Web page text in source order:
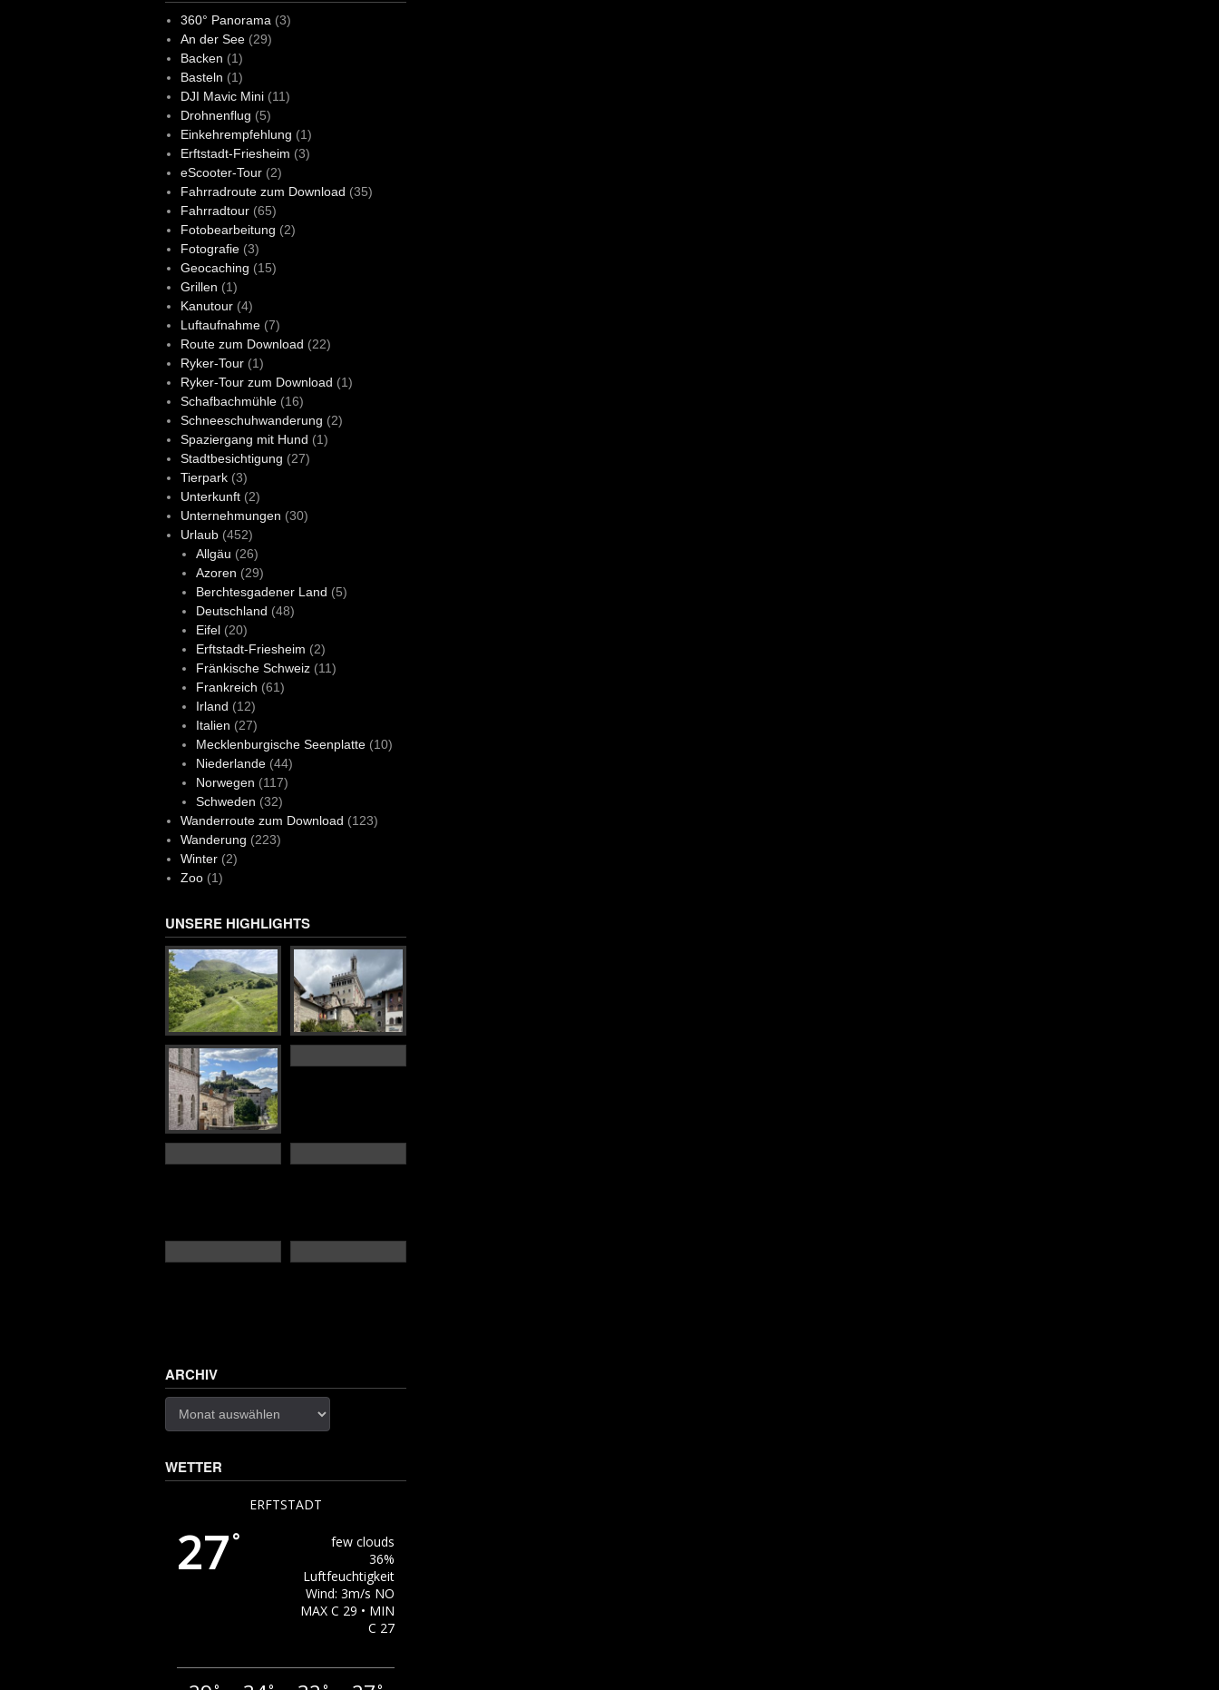
360° Panorama(3)
An der See(29)
Backen (1)
Basteln (1)
DJI Mavic Mini(11)
Drohnenflug (5)
Einkehrempfehlung (1)
Erftstadt-Friesheim (3)
eScooter-Tour(2)
Fahrradroute zum Download (35)
Fahrradtour(65)
Fotobearbeitung (2)
Fotografie(3)
Geocaching (15)
Grillen (1)
Kanutour(4)
Luftaufnahme(7)
Route zum Download (22)
Ryker-Tour(1)
Ryker-Tour zum Download (1)
Schafbachmühle(16)
Schneeschuhwanderung (2)
Spaziergang mit Hund (1)
Stadtbesichtigung (27)
Tierpark(3)
Unterkunft(2)
Unternehmungen (30)
Urlaub(452)
Allgäu (26)
Azoren (29)
Berchtesgadener Land (5)
Deutschland (48)
Eifel(20)
Erftstadt-Friesheim (2)
Fränkische Schweiz(11)
Frankreich (61)
Irland (12)
Italien (27)
Mecklenburgische Seenplatte(10)
Niederlande(44)
Norwegen (117)
Schweden (32)
Wanderroute zum Download (123)
Wanderung (223)
Winter(2)
Zoo(1)
UNSERE HIGHLIGHTS
ARCHIV
WETTER
ERFTSTADT
27°
few clouds
36%
Luftfeuchtigkeit
Wind: 3m/s NO
MAX C 29 • MIN
C 27